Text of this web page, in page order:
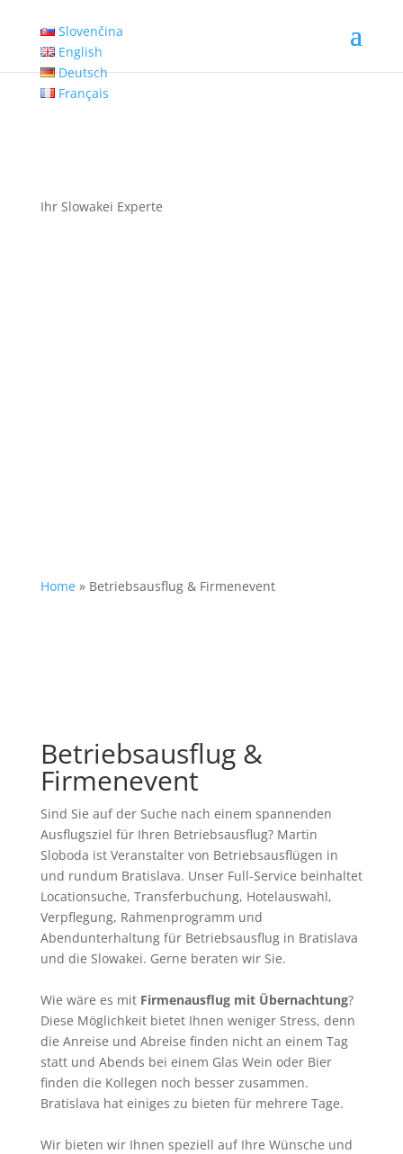
Slovenčina
English
Deutsch
Français
Ihr Slowakei Experte
Home» Betriebsausflug & Firmenevent
Betriebsausflug &
Firmenevent
Sind Sie auf der Suche nach einem spannenden
Ausflugsziel für Ihren Betriebsausflug? Martin
Sloboda ist Veranstalter von Betriebsausflügen in
und rundum Bratislava. Unser Full-Service beinhaltet
Locationsuche, Transferbuchung, Hotelauswahl,
Verpflegung, Rahmenprogramm und
Abendunterhaltung für Betriebsausflug in Bratislava
und die Slowakei. Gerne beraten wir Sie.
Wie wäre es mitFirmenausflug mit Übernachtung?
Diese Möglichkeit bietet Ihnen weniger Stress, denn
die Anreise und Abreise finden nicht an einem Tag
statt und Abends bei einem Glas Wein oder Bier
finden die Kollegen noch besser zusammen.
Bratislava hat einiges zu bieten für mehrere Tage.
Wir bieten wir Ihnen speziell auf Ihre Wünsche und